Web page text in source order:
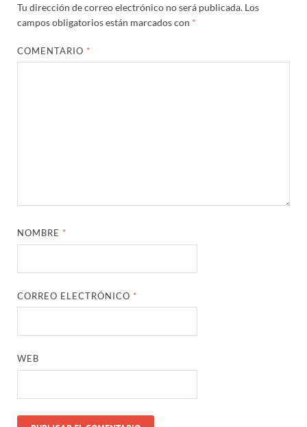
Tu dirección de correo electrónico no será publicada. Los
campos obligatorios están marcados con *
COMENTARIO *
NOMBRE *
CORREO ELECTRÓNICO *
WEB